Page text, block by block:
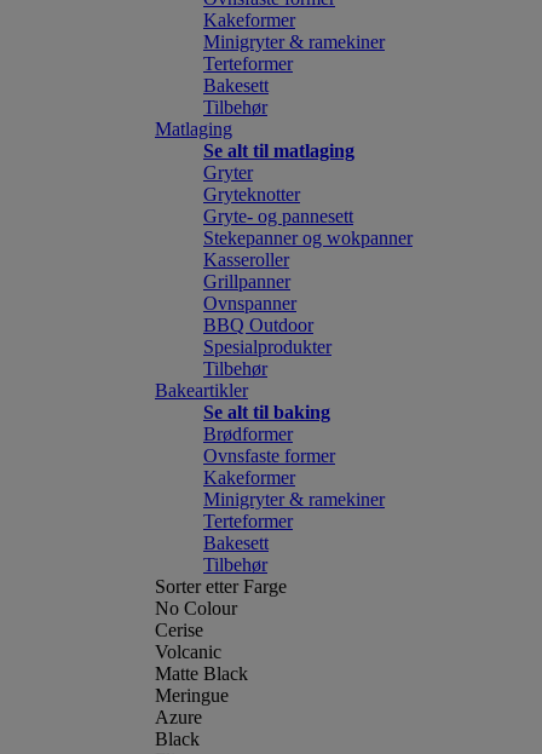
Kakeformer
Minigryter & ramekiner
Terteformer
Bakesett
Tilbehør
Matlaging
Se alt til matlaging
Gryter
Gryteknotter
Gryte- og pannesett
Stekepanner og wokpanner
Kasseroller
Grillpanner
Ovnspanner
BBQ Outdoor
Spesialprodukter
Tilbehør
Bakeartikler
Se alt til baking
Brødformer
Ovnsfaste former
Kakeformer
Minigryter & ramekiner
Terteformer
Bakesett
Tilbehør
Sorter etter Farge
No Colour
Cerise
Volcanic
Matte Black
Meringue
Azure
Black